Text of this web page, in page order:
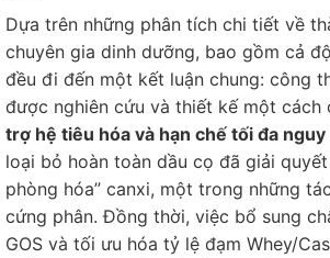
Dựa trên những phân tích chi tiết về
chuyên gia dinh dưỡng, bao gồm cả
đều đi đến một kết luận chung: công
được nghiên cứu và thiết kế một cách
trợ hệ tiêu hóa và hạn chế tối đa
loại bỏ hoàn toàn dầu cọ đã giải
phòng hóa” canxi, một trong những
cứng phân. Đồng thời, việc bổ sung
GOS và tối ưu hóa tỷ lệ đạm Whey/